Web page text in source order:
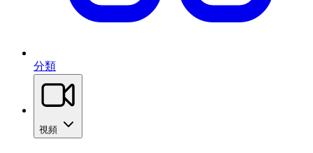
分類
視頻